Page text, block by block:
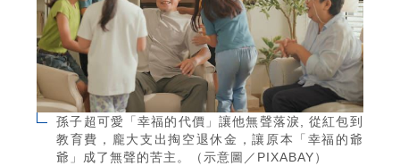
孫子超可愛「幸福的代價」讓他無聲落淚, 從紅包到
教育費，龐大支出掏空退休金，讓原本「幸福的爺
爺」成了無聲的苦主。（示意圖／PIXABAY）